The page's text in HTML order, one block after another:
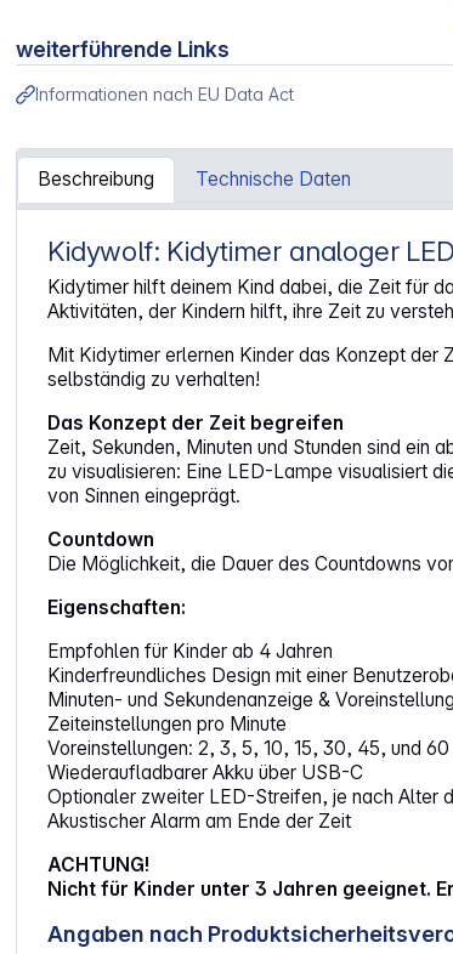
weiterführende Links
Informationen nach EU Data Act
Beschreibung Technische Daten
Artikelinformationen "Kidywolf Analoger LED
Kidywolf: Kidytimer analoger
Kidytimer hilft deinem Kind dabei, die Zeit für
Aktivitäten, der Kindern hilft, ihre Zeit zu
Mit Kidytimer erlernen Kinder das Konzept der
selbständig zu verhalten!
Das Konzept der Zeit begreifen
Zeit, Sekunden, Minuten und Stunden sind ein
zu visualisieren: Eine LED-Lampe visualisiert
von Sinnen eingeprägt.
Countdown
Die Möglichkeit, die Dauer des Countdowns
Eigenschaften:
Empfohlen für Kinder ab 4 Jahren
Kinderfreundliches Design mit einer
Minuten- und Sekundenanzeige &
Zeiteinstellungen pro Minute
Voreinstellungen: 2, 3, 5, 10, 15, 30, 45, und 60
Wiederaufladbarer Akku über USB-C
Optionaler zweiter LED-Streifen, je nach Alter
Akustischer Alarm am Ende der Zeit
ACHTUNG!
Nicht für Kinder unter 3 Jahren geeignet.
Angaben nach